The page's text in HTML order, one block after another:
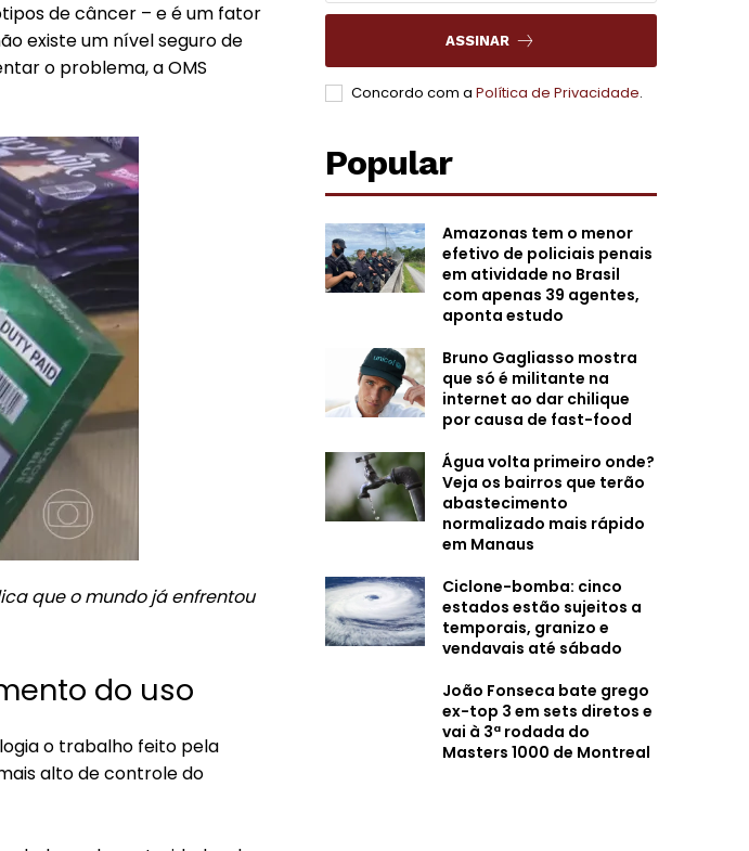
de câncer – e é um fator
existe um nível seguro de
o problema, a OMS
que o mundo já enfrentou
do uso
o trabalho feito pela
alto de controle do
ASSINAR
Concordo com a Política de Privacidade.
Popular
Amazonas tem o menor
efetivo de policiais penais
em atividade no Brasil
com apenas 39 agentes,
aponta estudo
Bruno Gagliasso mostra
que só é militante na
internet ao dar chilique
por causa de fast-food
Água volta primeiro onde?
Veja os bairros que terão
abastecimento
normalizado mais rápido
em Manaus
Ciclone-bomba: cinco
estados estão sujeitos a
temporais, granizo e
vendavais até sábado
João Fonseca bate grego
ex-top 3 em sets diretos e
vai à 3ª rodada do
Masters 1000 de Montreal